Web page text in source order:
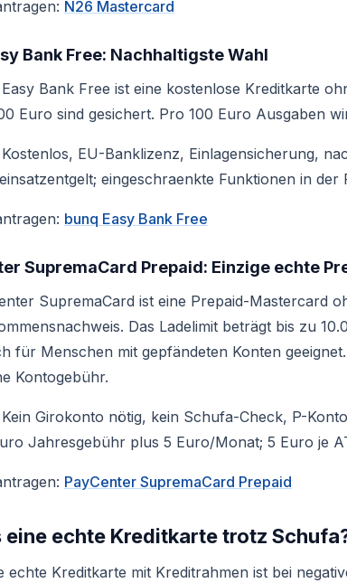
N26 Mastercard
Bank Free: Nachhaltigste Wahl
Bank Free ist eine kostenlose Kreditkarte
Euro sind gesichert. Pro 100 Euro Ausgaben
Kostenlos, EU-Banklizenz, Einlagensicherung,
eingeschraenkte Funktionen in der
bunq Easy Bank Free
SupremaCard Prepaid: Einzige echte
SupremaCard ist eine Prepaid-Mastercard
Das Ladelimit beträgt bis zu
für Menschen mit gepfändeten Konten
Kontogebühr.
Kein Girokonto nötig, kein Schufa-Check, P-
Jahresgebühr plus 5 Euro/Monat; 5 Euro je
PayCenter SupremaCard Prepaid
eine echte Kreditkarte trotz
echte Kreditkarte mit Kreditrahmen ist bei